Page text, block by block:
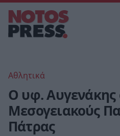
Αθλητικά
Ο υφ. Αυγενάκης
Μεσογειακούς
Πάτρας